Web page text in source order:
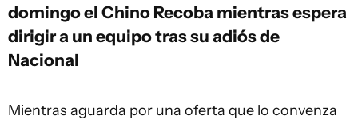
domingo el Chino Recoba mientras espera
dirigir a un equipo tras su adiós de
Nacional
Mientras aguarda por una oferta que lo convenza